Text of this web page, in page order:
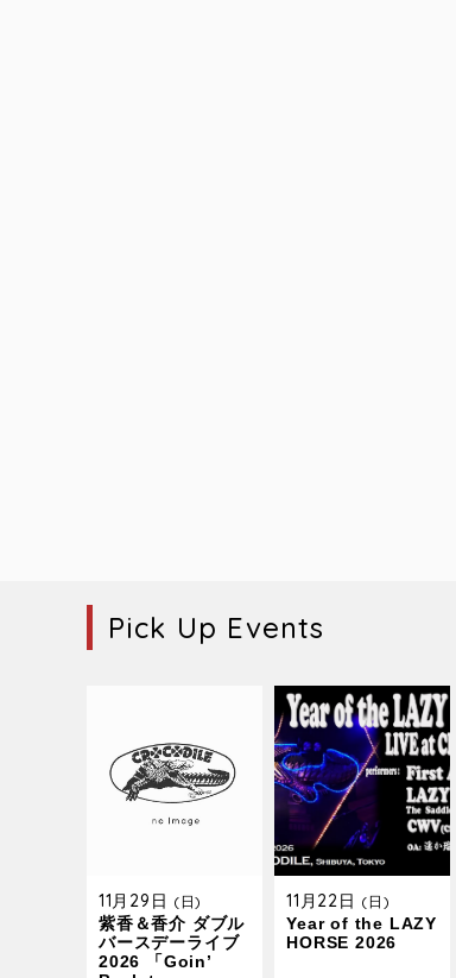
Pick Up Events
11月29日 (日)
紫香＆香介 ダブル
バースデーライブ
2026 「Goin’
11月22日 (日)
Year of the LAZY
HORSE 2026